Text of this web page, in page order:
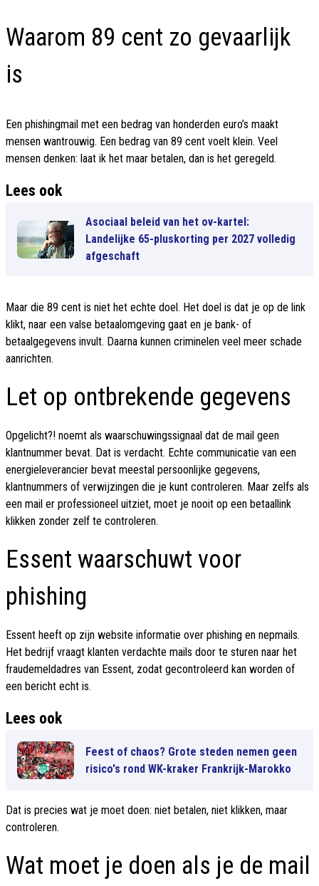
Waarom 89 cent zo gevaarlijk
is
Een phishingmail met een bedrag van honderden euro’s maakt
mensen wantrouwig. Een bedrag van 89 cent voelt klein. Veel
mensen denken: laat ik het maar betalen, dan is het geregeld.
Lees ook
Asociaal beleid van het ov-kartel:
Landelijke 65-pluskorting per 2027 volledig
afgeschaft
Maar die 89 cent is niet het echte doel. Het doel is dat je op de link
klikt, naar een valse betaalomgeving gaat en je bank- of
betaalgegevens invult. Daarna kunnen criminelen veel meer schade
aanrichten.
Let op ontbrekende gegevens
Opgelicht?! noemt als waarschuwingssignaal dat de mail geen
klantnummer bevat. Dat is verdacht. Echte communicatie van een
energieleverancier bevat meestal persoonlijke gegevens,
klantnummers of verwijzingen die je kunt controleren. Maar zelfs als
een mail er professioneel uitziet, moet je nooit op een betaallink
klikken zonder zelf te controleren.
Essent waarschuwt voor
phishing
Essent heeft op zijn website informatie over phishing en nepmails.
Het bedrijf vraagt klanten verdachte mails door te sturen naar het
fraudemeldadres van Essent, zodat gecontroleerd kan worden of
een bericht echt is.
Lees ook
Feest of chaos? Grote steden nemen geen
risico's rond WK-kraker Frankrijk-Marokko
Dat is precies wat je moet doen: niet betalen, niet klikken, maar
controleren.
Wat moet je doen als je de mail